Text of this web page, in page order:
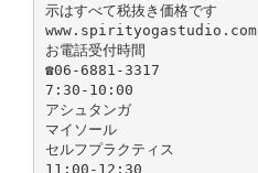
示はすべて税抜き価格です
www.spirityogastudio.com
お電話受付時間
☎06-6881-3317
7:30-10:00
アシュタンガ
マイソール
セルフプラクティス
11:00-12:30